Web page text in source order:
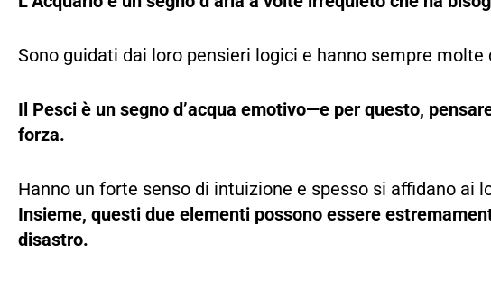
Sono guidati dai loro pensieri logici e hanno sempre molte
Il Pesci è un segno d’acqua emotivo—e per questo,
forza.
Hanno un forte senso di intuizione e spesso si affidano ai
Insieme, questi due elementi possono essere
disastro.